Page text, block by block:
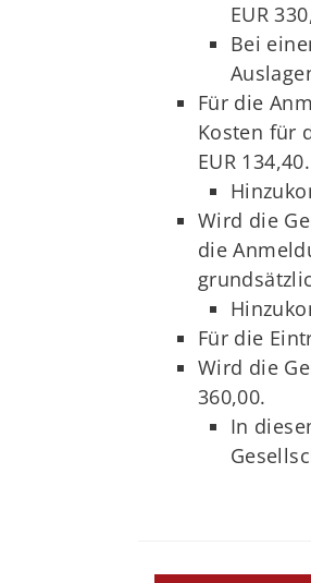
EUR
Bei
Für die
Kosten für
EUR 134,40.
Wird die
die
Für die
Wird die
360,00.
In